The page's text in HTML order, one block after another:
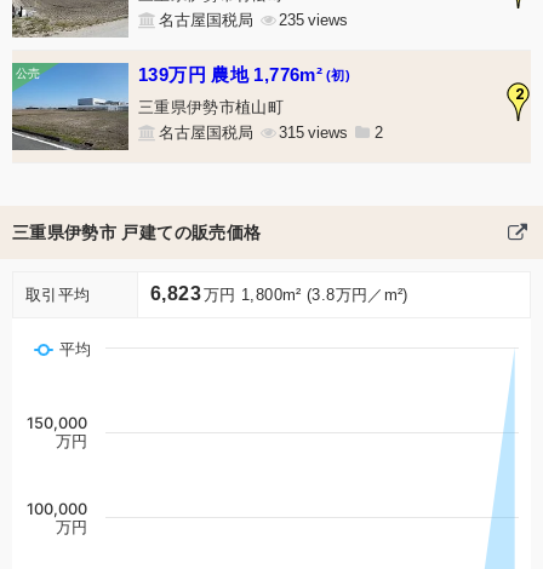
名古屋国税局
235
2
139万円 農地 1,776m² (初)
三重県伊勢市植山町
名古屋国税局
315 2
三重県伊勢市 戸建ての販売価格
取引平均 6,823万円 1,800m² (3.8万円／m²)
平均
100,000
万円
150,000
万円